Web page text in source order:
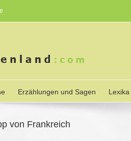
Erzählungen und Sagen Lexika
von Frankreich